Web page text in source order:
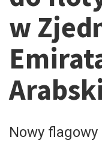
w
Nowy flagowy